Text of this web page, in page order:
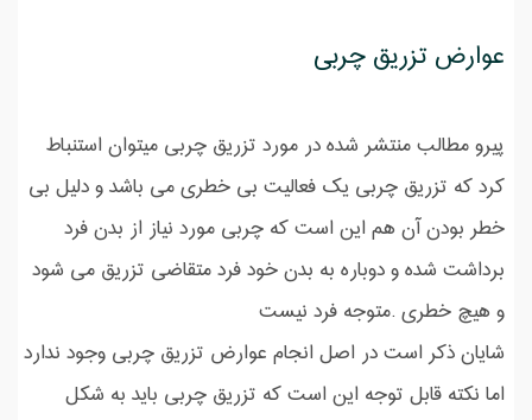
عوارض تزریق چربی
پیرو مطالب منتشر شده در مورد تزریق چربی میتوان استنباط
کرد که تزریق چربی یک فعالیت بی خطری می باشد و دلیل بی
خطر بودن آن هم این است که چربی مورد نیاز از بدن فرد
برداشت شده و دوباره به بدن خود فرد متقاضی تزریق می شود
و هیچ خطری .متوجه فرد نیست
شایان ذکر است در اصل انجام عوارض تزریق چربی وجود ندارد
اما نکته قابل توجه این است که تزریق چربی باید به شکل